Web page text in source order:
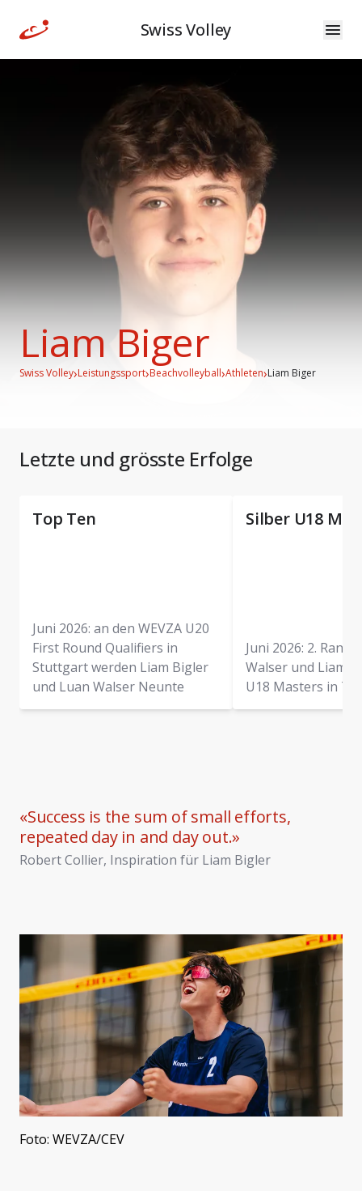
Swiss Volley
Liam Biger
Swiss Volley›Leistungssport›Beachvolleyball›Athleten›Liam Biger
Letzte und grösste Erfolge
Top Ten
Juni 2026: an den WEVZA U20
First Round Qualifiers in
Stuttgart werden Liam Bigler
und Luan Walser Neunte
Silber U18
Juni 2026: 2. Rang
Walser und Liam
U18 Masters in
«Success is the sum of small efforts,
repeated day in and day out.»
Robert Collier, Inspiration für Liam Bigler
Foto: WEVZA/CEV